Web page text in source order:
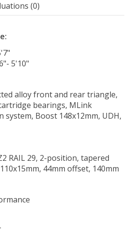
(0)
5'10"
alloy front and rear triangle,
bearings, MLink
system, Boost 148x12mm, UDH,
RAIL 29, 2-position, tapered
44mm offset, 140mm